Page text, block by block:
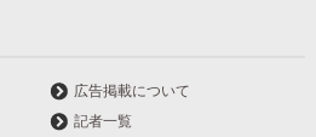
広告掲載について
記者一覧